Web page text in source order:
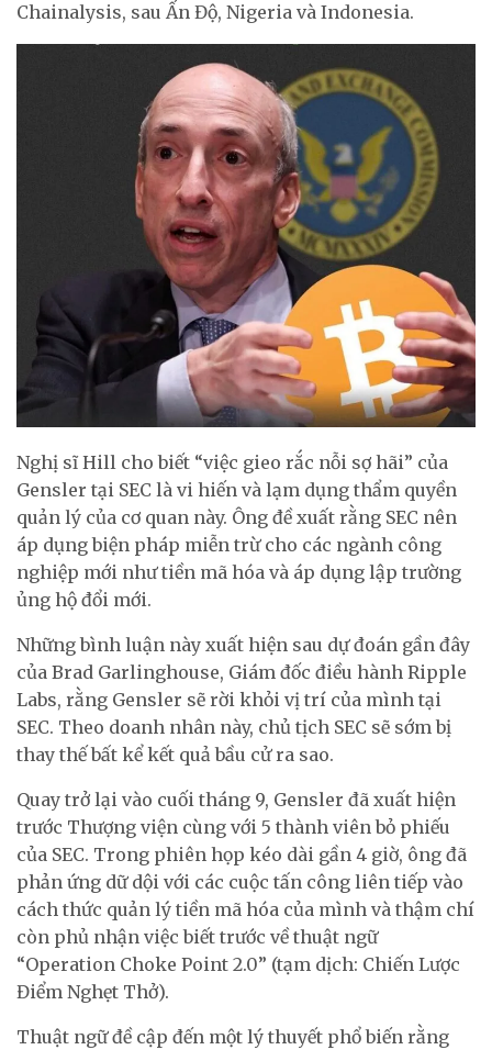
Chainalysis, sau Ấn Độ, Nigeria và Indonesia.
Nghị sĩ Hill cho biết “việc gieo rắc nỗi sợ hãi” của
Gensler tại SEC là vi hiến và lạm dụng thẩm quyền
quản lý của cơ quan này. Ông đề xuất rằng SEC nên
áp dụng biện pháp miễn trừ cho các ngành công
nghiệp mới như tiền mã hóa và áp dụng lập trường
ủng hộ đổi mới.
Những bình luận này xuất hiện sau dự đoán gần đây
của Brad Garlinghouse, Giám đốc điều hành Ripple
Labs, rằng Gensler sẽ rời khỏi vị trí của mình tại
SEC. Theo doanh nhân này, chủ tịch SEC sẽ sớm bị
thay thế bất kể kết quả bầu cử ra sao.
Quay trở lại vào cuối tháng 9, Gensler đã xuất hiện
trước Thượng viện cùng với 5 thành viên bỏ phiếu
của SEC. Trong phiên họp kéo dài gần 4 giờ, ông đã
phản ứng dữ dội với các cuộc tấn công liên tiếp vào
cách thức quản lý tiền mã hóa của mình và thậm chí
còn phủ nhận việc biết trước về thuật ngữ
“Operation Choke Point 2.0” (tạm dịch: Chiến Lược
Điểm Nghẹt Thở).
Thuật ngữ đề cập đến một lý thuyết phổ biến rằng